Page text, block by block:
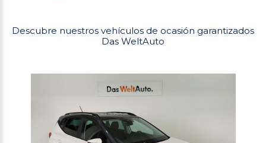
Descubre nuestros vehículos de ocasión garantizados
Das WeltAuto